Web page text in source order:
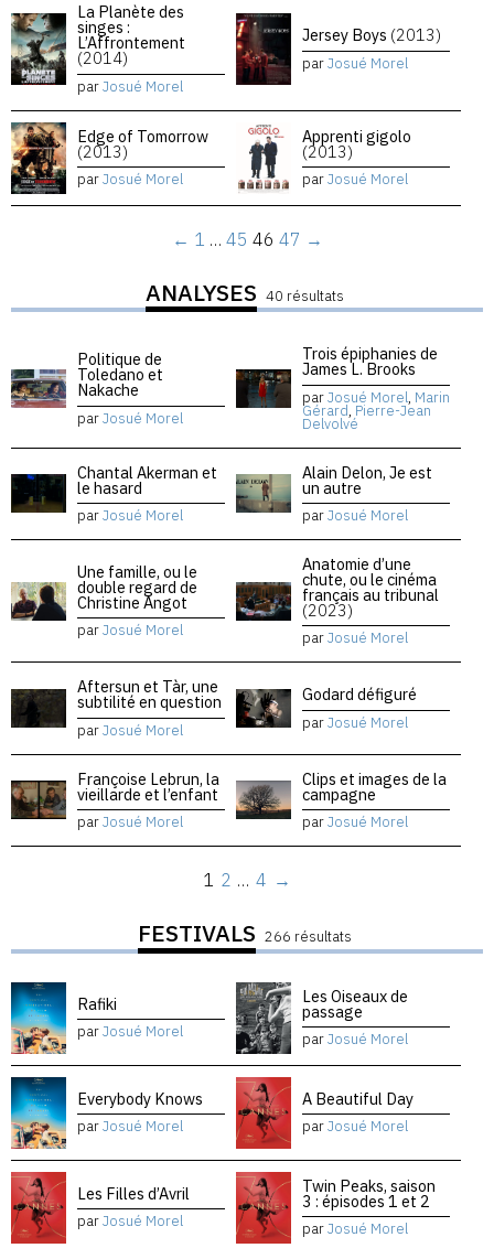
La Planète des
singes :
L’Affrontement
(2014)
parJosué Morel
Jersey Boys (2013)
parJosué Morel
Edge of Tomorrow
(2013)
parJosué Morel
Apprenti gigolo
(2013)
parJosué Morel
← 1 … 45 46 47 →
ANALYSES 40 résultats
Politique de
Toledano et
Nakache
parJosué Morel
Trois épiphanies de
James L. Brooks
parJosué Morel, Marin
Gérard, Pierre-Jean
Delvolvé
Chantal Akerman et
le hasard
parJosué Morel
Alain Delon, Je est
un autre
parJosué Morel
Une famille, ou le
double regard de
Christine Angot
parJosué Morel
Anatomie d’une
chute, ou le cinéma
français au tribunal
(2023)
parJosué Morel
Aftersun et Tàr, une
subtilité en question
parJosué Morel
Godard défiguré
parJosué Morel
Françoise Lebrun, la
vieillarde et l’enfant
parJosué Morel
Clips et images de la
campagne
parJosué Morel
1 2 … 4 →
FESTIVALS 266 résultats
Rafiki
parJosué Morel
Les Oiseaux de
passage
parJosué Morel
Everybody Knows
parJosué Morel
A Beautiful Day
parJosué Morel
Les Filles d’Avril
parJosué Morel
Twin Peaks, saison
3 : épisodes 1 et 2
parJosué Morel